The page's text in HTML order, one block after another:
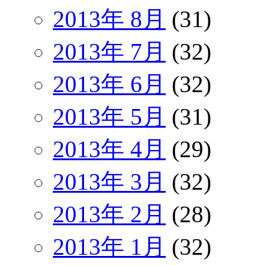
2013年 8月 (31)
2013年 7月 (32)
2013年 6月 (32)
2013年 5月 (31)
2013年 4月 (29)
2013年 3月 (32)
2013年 2月 (28)
2013年 1月 (32)